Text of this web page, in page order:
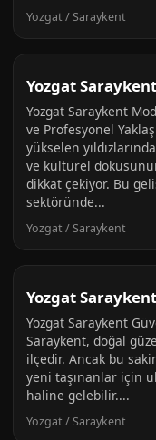
Yozgat / Saraykent
Yozgat
Yozgat Saraykent
ve Profesyonel
yükselen
ve kültürel
dikkat çekiyor. Bu
sektöründe...
Yozgat / Saraykent
Yozgat
Yozgat Saraykent
Saraykent, doğal
ilçedir. Ancak bu
yeni taşınanlar için
haline gelebilir....
Yozgat / Saraykent